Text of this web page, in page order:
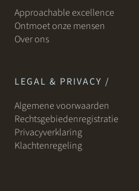
Approachable excellence
Ontmoet onze mensen
Over ons
LEGAL & PRIVACY /
Algemene voorwaarden
Rechtsgebiedenregistratie
Privacyverklaring
Klachtenregeling